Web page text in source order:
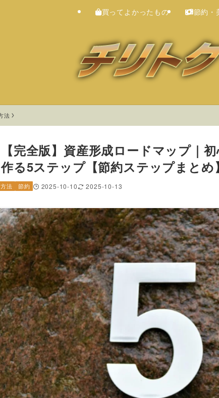
買ってよかったもの 節約・
法
【完全版】資産形成ロードマップ｜
作る5ステップ【節約ステップまとめ】
法 節約 2025-10-10 2025-10-13